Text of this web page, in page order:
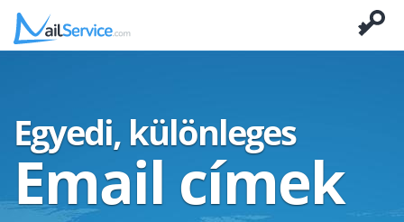
Egyedi, különleges
Email címek